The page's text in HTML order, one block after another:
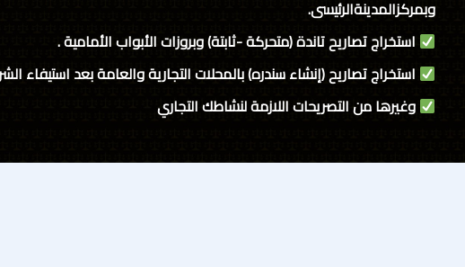
وبمركزالمدينةالرئيسى.
استخراج تصاريح تاندة (متحركة -ثابتة) وبروزات الأبواب الأمامية .
استخراج تصاريح (إنشاء سندره) بالمحلات التجارية والعامة بعد استيفاء
وغيرها من التصريحات اللازمة لنشاطك التجاري